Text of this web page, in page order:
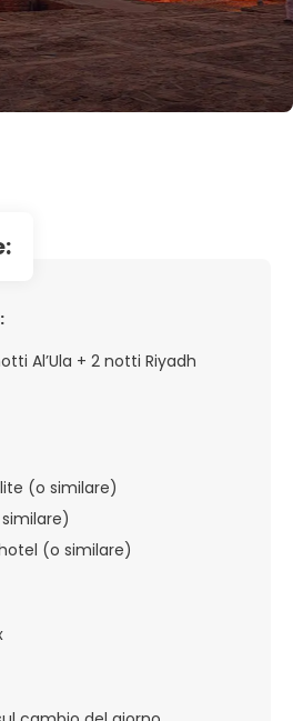
Al’Ula + 2 notti Riyadh
(o similare)
similare)
(o similare)